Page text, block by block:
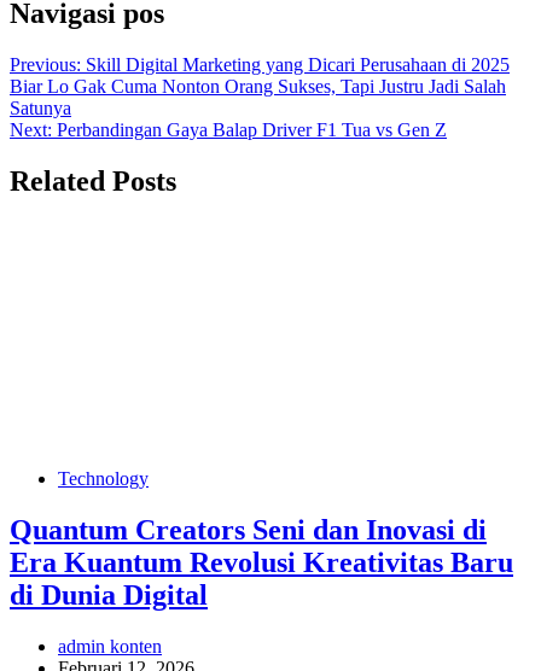
Navigasi pos
Previous: Skill Digital Marketing yang Dicari Perusahaan di 2025
Biar Lo Gak Cuma Nonton Orang Sukses, Tapi Justru Jadi Salah
Satunya
Next: Perbandingan Gaya Balap Driver F1 Tua vs Gen Z
Related Posts
Technology
Quantum Creators Seni dan Inovasi di
Era Kuantum Revolusi Kreativitas Baru
di Dunia Digital
admin konten